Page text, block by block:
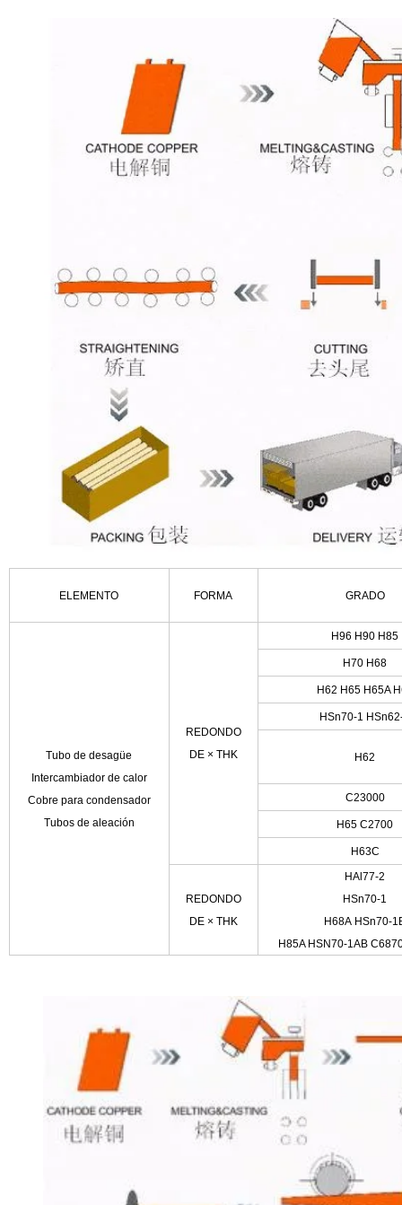
ELEMENTO FORMA GRADO
Tubo de desagüe
Intercambiador de calor
Cobre para condensador
Tubos de aleación
REDONDO
DE× THK
H96 H90 H85
H70 H68
H62 H65 H65A
HSn70-1
H62
C23000
H65 C2700
H63C
REDONDO
DE× THK
HAl77-2
HSn70-1
H68A HSn70-
H85A HSN70-1AB